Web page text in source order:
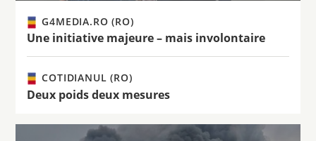
G4MEDIA.RO (RO)
Une initiative majeure – mais involontaire
COTIDIANUL (RO)
Deux poids deux mesures